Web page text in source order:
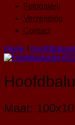
Fotogalerij
Verzending
Contact
Home /
Maat: